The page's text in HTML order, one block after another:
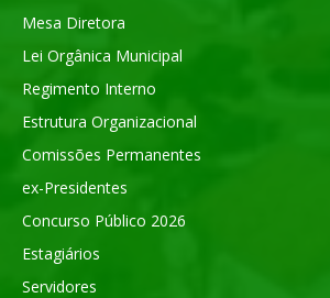
Mesa Diretora
Lei Orgânica Municipal
Regimento Interno
Estrutura Organizacional
Comissões Permanentes
ex-Presidentes
Concurso Público 2026
Estagiários
Servidores